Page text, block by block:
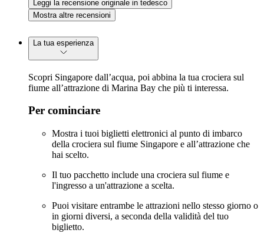
Leggi la recensione originale in tedesco
Mostra altre recensioni
La tua esperienza
Scopri Singapore dall’acqua, poi abbina la tua crociera sul
fiume all’attrazione di Marina Bay che più ti interessa.
Per cominciare
Mostra i tuoi biglietti elettronici al punto di imbarco
della crociera sul fiume Singapore e all’attrazione che
hai scelto.
Il tuo pacchetto include una crociera sul fiume e
l'ingresso a un'attrazione a scelta.
Puoi visitare entrambe le attrazioni nello stesso giorno o
in giorni diversi, a seconda della validità del tuo
biglietto.